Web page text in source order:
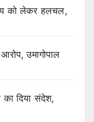
को लेकर हलचल,
उमागोपाल
का दिया संदेश,